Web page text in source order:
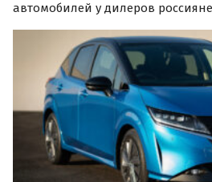
автомобилей у дилеров
относительно России ценам.